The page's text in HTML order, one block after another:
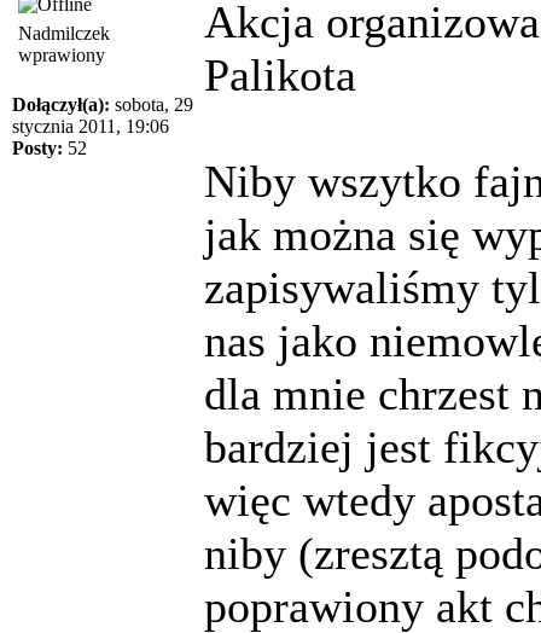
Nadmilczek
wprawiony
Dołączył(a): sobota, 29
stycznia 2011, 19:06
Posty: 52
Akcja
Palikota
Niby wszytko
jak można się
zapisywaliśmy
nas jako
dla mnie chrzest
bardziej jest
więc wtedy
niby (zresztą
poprawiony akt